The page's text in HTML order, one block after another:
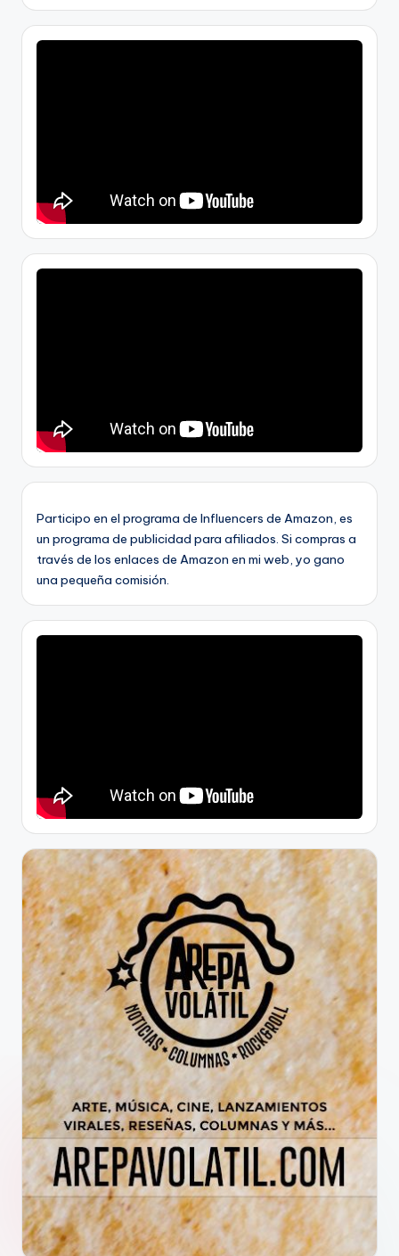
Participo en el programa de Influencers de Amazon, es
un programa de publicidad para afiliados. Si compras a
través de los enlaces de Amazon en mi web, yo gano
una pequeña comisión.